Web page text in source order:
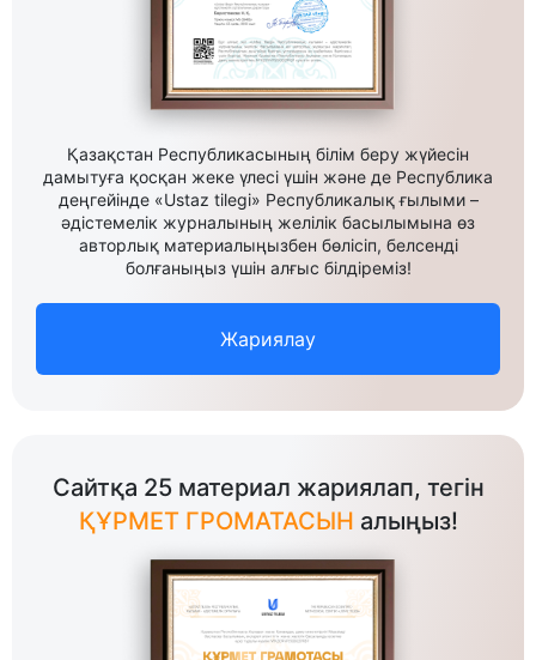
Қазақстан Республикасының білім беру жүйесін
дамытуға қосқан жеке үлесі үшін және де Республика
деңгейінде «Ustaz tilegi» Республикалық ғылыми –
әдістемелік журналының желілік басылымына өз
авторлық материалыңызбен бөлісіп, белсенді
болғаныңыз үшін алғыс білдіреміз!
Жариялау
Сайтқа 25 материал жариялап, тегін
ҚҰРМЕТ ГРОМАТАСЫН алыңыз!